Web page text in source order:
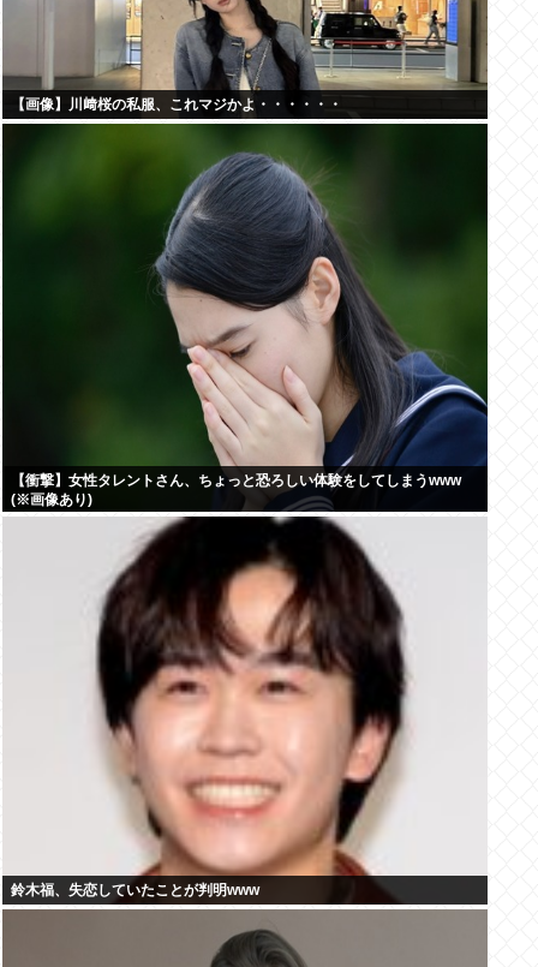
【画像】川﨑桜の私服、これマジかよ・・・・・・
【衝撃】女性タレントさん、ちょっと恐ろしい体験をしてしまうwww
(※画像あり)
鈴木福、失恋していたことが判明www